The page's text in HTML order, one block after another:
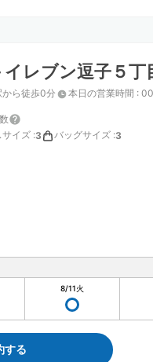
レブン逗子５丁
から徒歩0分 本日の営業時間 :
サイズ :3 バッグサイズ :3
8/11火
する